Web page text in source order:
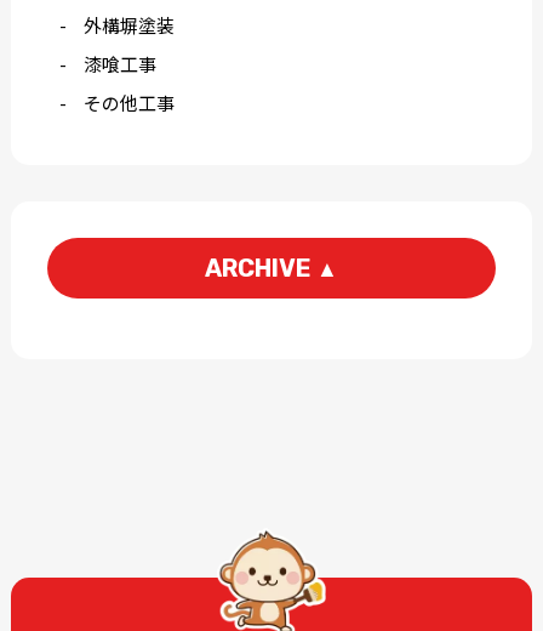
外構塀塗装
漆喰工事
その他工事
ARCHIVE ▲
2024-11